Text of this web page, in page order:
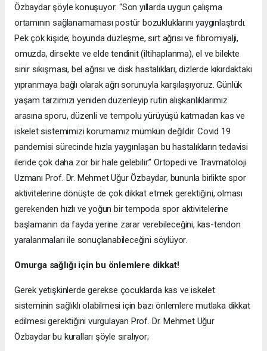
Özbaydar şöyle konuşuyor: “Son yıllarda uygun çalışma
ortamının sağlanamaması postür bozukluklarını yaygınlaştırdı.
Pek çok kişide; boyunda düzleşme, sırt ağrısı ve fibromiyalji,
omuzda, dirsekte ve elde tendinit (iltihaplanma), el ve bilekte
sinir sıkışması, bel ağrısı ve disk hastalıkları, dizlerde kıkırdaktaki
yıpranmaya bağlı olarak ağrı sorunuyla karşılaşıyoruz. Günlük
yaşam tarzımızı yeniden düzenleyip rutin alışkanlıklarımız
arasına sporu, düzenli ve tempolu yürüyüşü katmadan kas ve
iskelet sistemimizi korumamız mümkün değildir. Covid 19
pandemisi sürecinde hızla yaygınlaşan bu hastalıkların tedavisi
ileride çok daha zor bir hale gelebilir.” Ortopedi ve Travmatoloji
Uzmanı Prof. Dr. Mehmet Uğur Özbaydar, bununla birlikte spor
aktivitelerine dönüşte de çok dikkat etmek gerektiğini, olması
gerekenden hızlı ve yoğun bir tempoda spor aktivitelerine
başlamanın da fayda yerine zarar verebileceğini, kas-tendon
yaralanmaları ile sonuçlanabileceğini söylüyor.
Omurga sağlığı için bu önlemlere dikkat!
Gerek yetişkinlerde gerekse çocuklarda kas ve iskelet
sisteminin sağlıklı olabilmesi için bazı önlemlere mutlaka dikkat
edilmesi gerektiğini vurgulayan Prof. Dr. Mehmet Uğur
Özbaydar bu kuralları şöyle sıralıyor;